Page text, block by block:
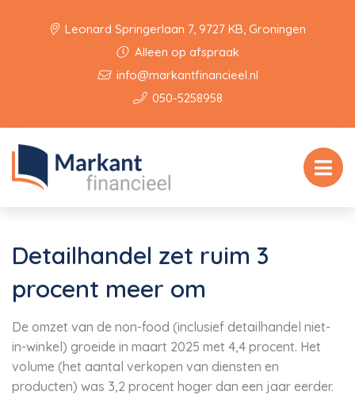
Leonard Springerlaan 7, 9727 KB, Groningen
Alleen op afspraak
info@markantfinancieel.nl
050-5258958
Detailhandel zet ruim 3
procent meer om
De omzet van de non-food (inclusief detailhandel niet-
in-winkel) groeide in maart 2025 met 4,4 procent. Het
volume (het aantal verkopen van diensten en
producten) was 3,2 procent hoger dan een jaar eerder.